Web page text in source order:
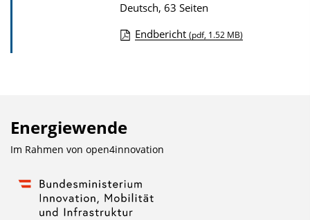
Deutsch, 63 Seiten
l
o
d
s
Endbericht (pdf, 1.52 MB)
Energiewende
Im Rahmen von open4innovation